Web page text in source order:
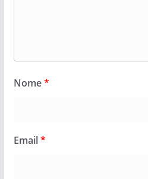
Nome*
Email*